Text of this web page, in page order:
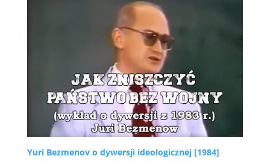
Yuri Bezmenov o dywersji ideologicznej [1984]